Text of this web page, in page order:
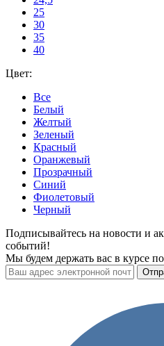
25
30
35
40
Цвет:
Все
Белый
Желтый
Зеленый
Красный
Оранжевый
Прозрачный
Синий
Фиолетовый
Черный
Подписывайтесь на новости и
событий!
Мы будем держать вас в курсе